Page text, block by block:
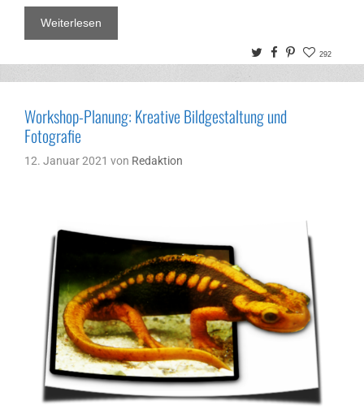
Weiterlesen
TwitterFacebook
Pinterest
292
Workshop-Planung: Kreative Bildgestaltung und
Fotografie
12. Januar 2021 von Redaktion